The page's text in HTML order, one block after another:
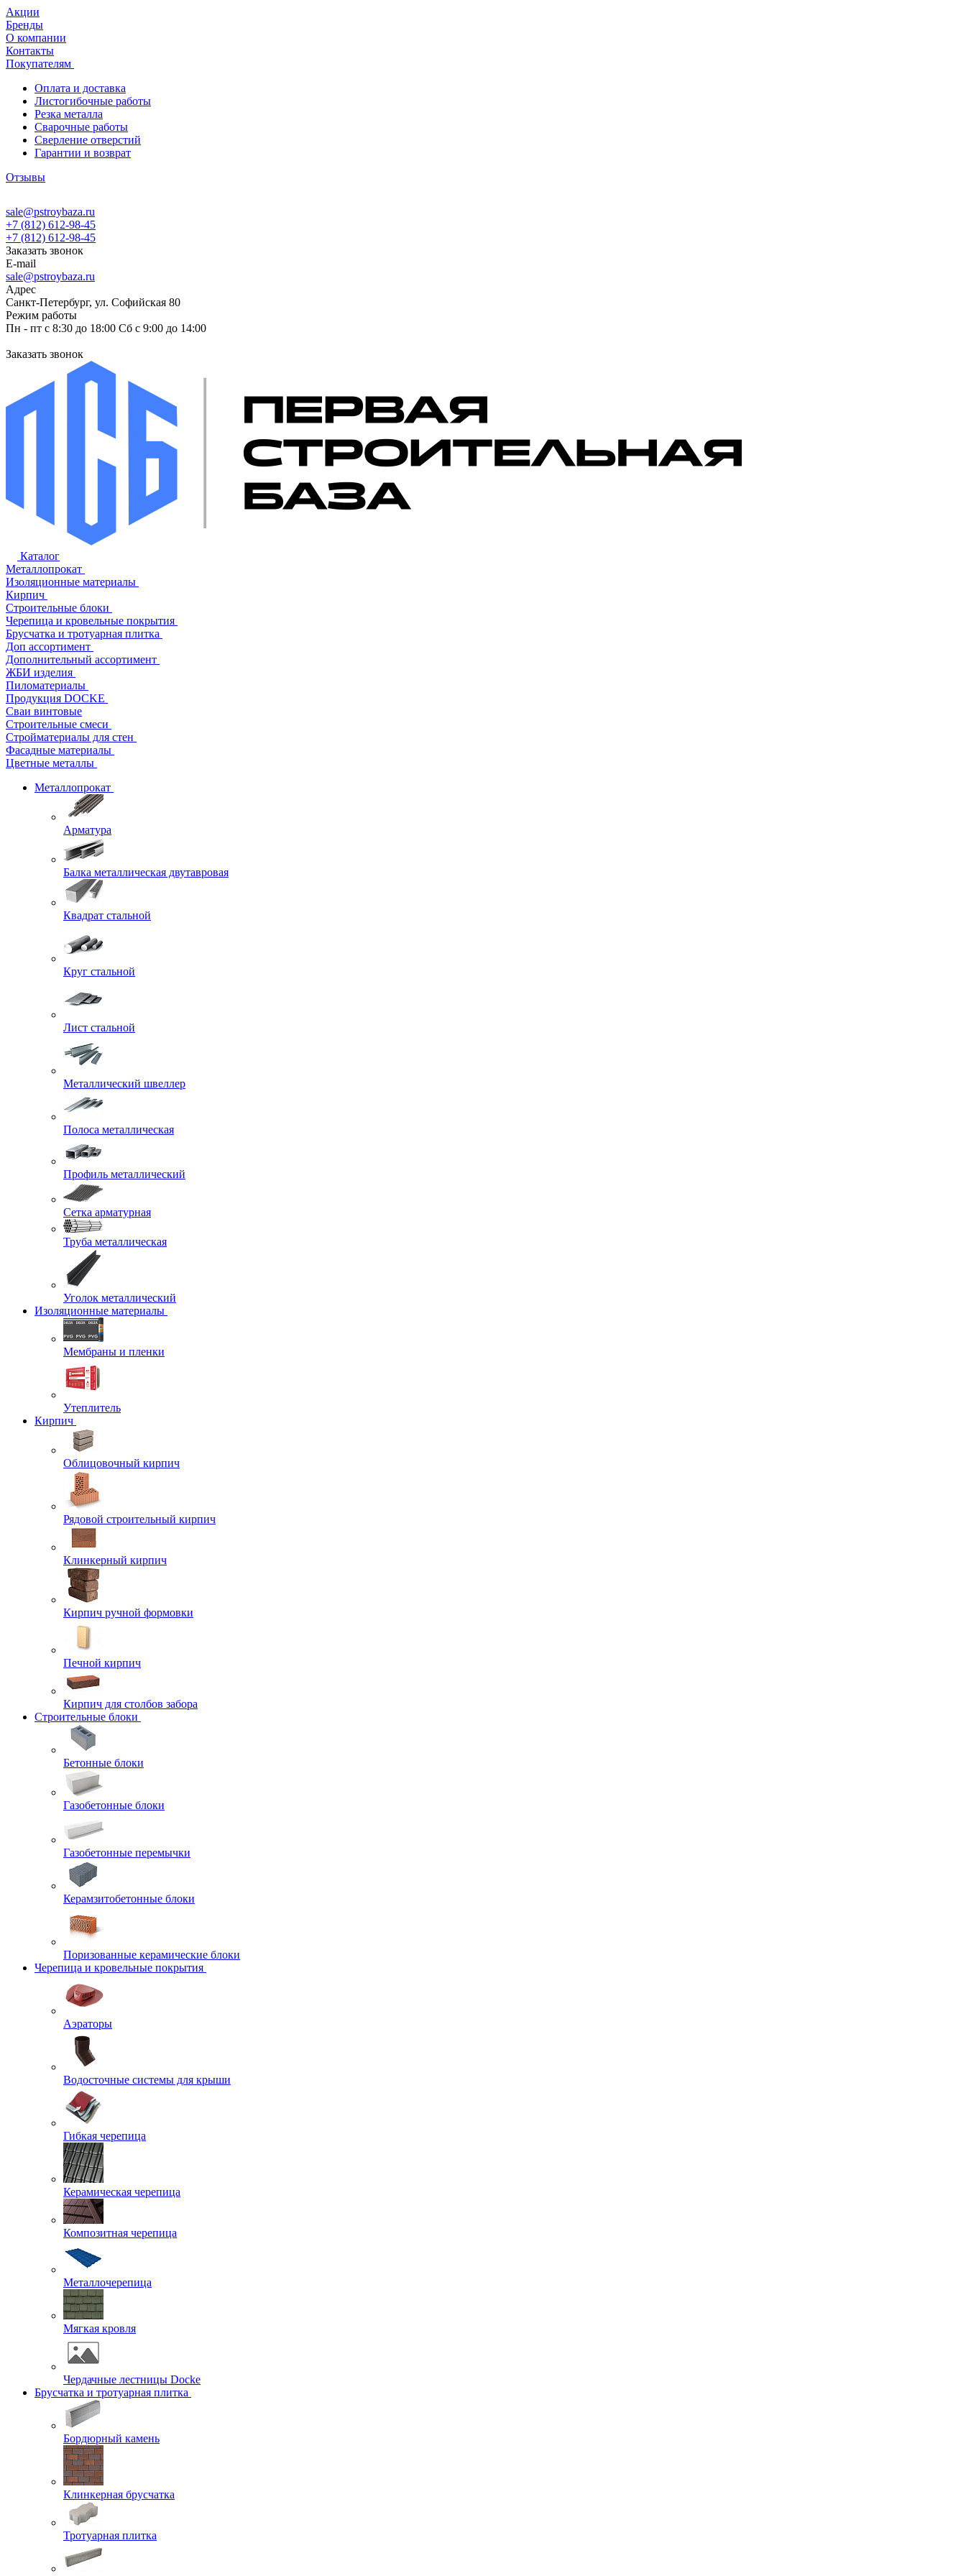
Акции
Бренды
О компании
Контакты
Покупателям
Оплата и доставка
Листогибочные работы
Резка металла
Сварочные работы
Сверление отверстий
Гарантии и возврат
Отзывы
sale@pstroybaza.ru
+7 (812) 612-98-45
+7 (812) 612-98-45
Заказать звонок
E-mail
sale@pstroybaza.ru
Адрес
Санкт-Петербург, ул. Софийская 80
Режим работы
Пн - пт с 8:30 до 18:00 Сб с 9:00 до 14:00
Заказать звонок
Каталог
Металлопрокат
Изоляционные материалы
Кирпич
Строительные блоки
Черепица и кровельные покрытия
Брусчатка и тротуарная плитка
Доп ассортимент
Дополнительный ассортимент
ЖБИ изделия
Пиломатериалы
Продукция DOCKE
Сваи винтовые
Строительные смеси
Стройматериалы для стен
Фасадные материалы
Цветные металлы
Металлопрокат
Арматура
Балка металлическая двутавровая
Квадрат стальной
Круг стальной
Лист стальной
Металлический швеллер
Полоса металлическая
Профиль металлический
Сетка арматурная
Труба металлическая
Уголок металлический
Изоляционные материалы
Мембраны и пленки
Утеплитель
Кирпич
Облицовочный кирпич
Рядовой строительный кирпич
Клинкерный кирпич
Кирпич ручной формовки
Печной кирпич
Кирпич для столбов забора
Строительные блоки
Бетонные блоки
Газобетонные блоки
Газобетонные перемычки
Керамзитобетонные блоки
Поризованные керамические блоки
Черепица и кровельные покрытия
Аэраторы
Водосточные системы для крыши
Гибкая черепица
Керамическая черепица
Композитная черепица
Металлочерепица
Мягкая кровля
Чердачные лестницы Docke
Брусчатка и тротуарная плитка
Бордюрный камень
Клинкерная брусчатка
Тротуарная плитка